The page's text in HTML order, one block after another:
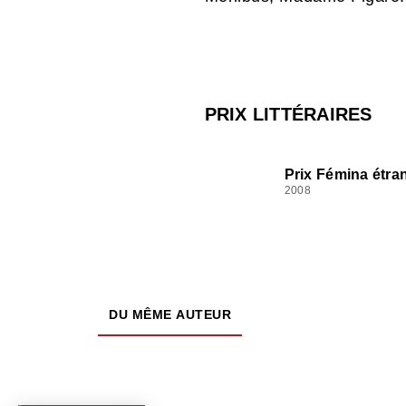
PRIX LITTÉRAIRES
Prix Fémina
2008
DU MÊME AUTEUR